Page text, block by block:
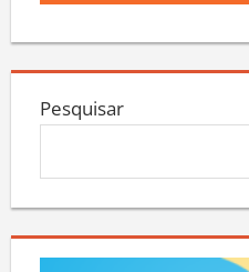
Pesquisar